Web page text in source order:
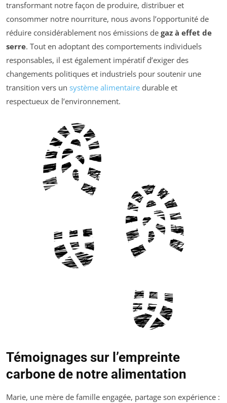
transformant notre façon de produire, distribuer et
consommer notre nourriture, nous avons l’opportunité de
réduire considérablement nos émissions de gaz à effet de
serre. Tout en adoptant des comportements individuels
responsables, il est également impératif d’exiger des
changements politiques et industriels pour soutenir une
transition vers un système alimentaire durable et
respectueux de l’environnement.
Témoignages sur l’empreinte
carbone de notre alimentation
Marie, une mère de famille engagée, partage son expérience :